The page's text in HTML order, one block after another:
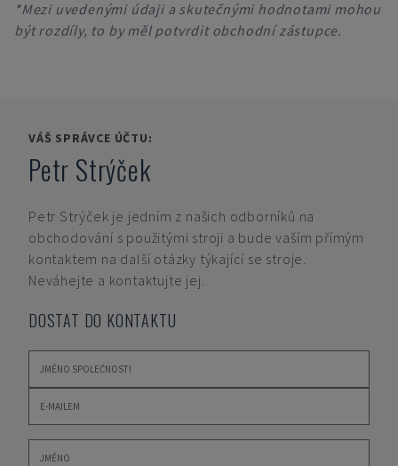
*Mezi uvedenými údaji a skutečnými hodnotami mohou
být rozdíly, to by měl potvrdit obchodní zástupce.
VÁŠ SPRÁVCE ÚČTU:
Petr Strýček
Petr Strýček je jedním z našich odborníků na
obchodování s použitými stroji a bude vaším přímým
kontaktem na další otázky týkající se stroje.
Neváhejte a kontaktujte jej.
DOSTAT DO KONTAKTU